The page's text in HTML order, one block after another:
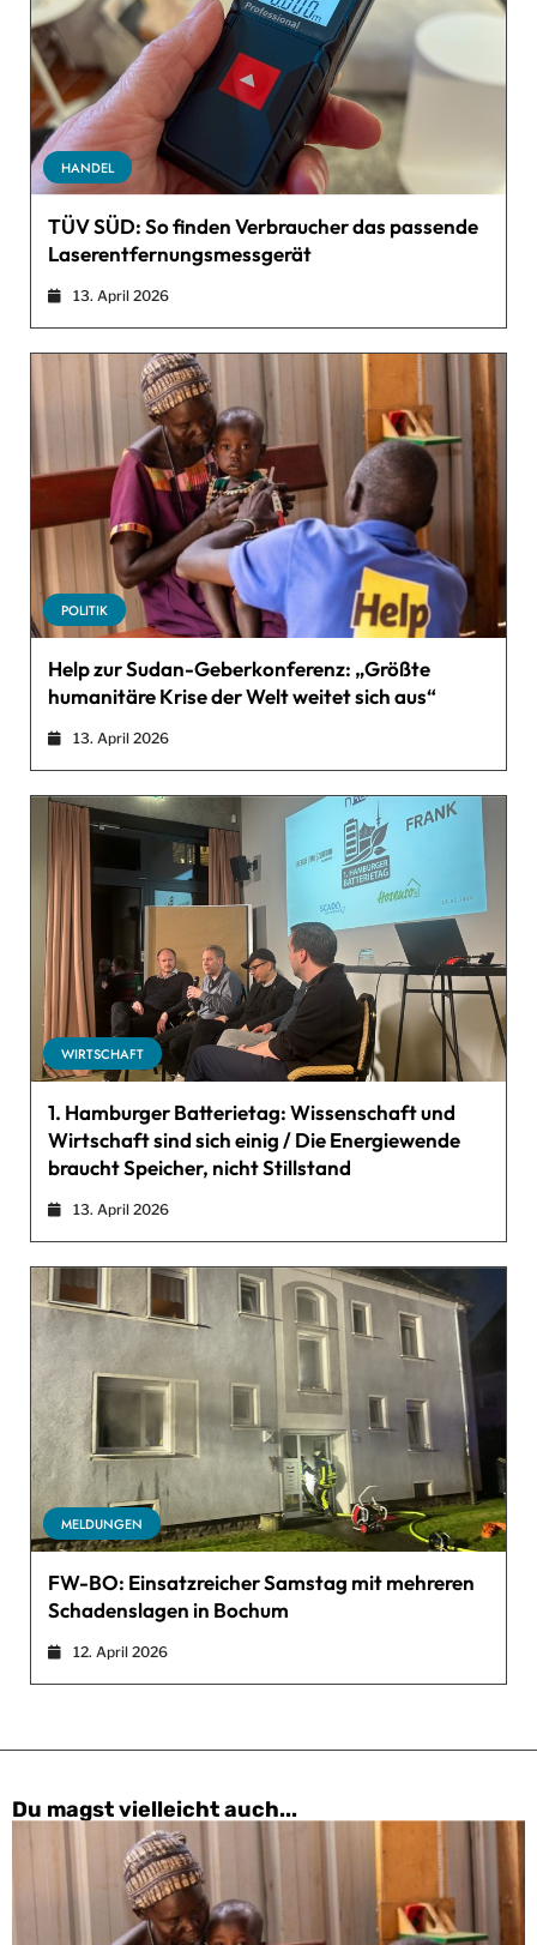
HANDEL
TÜV SÜD: So finden Verbraucher das passende
Laserentfernungsmessgerät
13. April 2026
POLITIK
Help zur Sudan-Geberkonferenz: „Größte
humanitäre Krise der Welt weitet sich aus“
13. April 2026
WIRTSCHAFT
1. Hamburger Batterietag: Wissenschaft und
Wirtschaft sind sich einig / Die Energiewende
braucht Speicher, nicht Stillstand
13. April 2026
MELDUNGEN
FW-BO: Einsatzreicher Samstag mit mehreren
Schadenslagen in Bochum
12. April 2026
Du magst vielleicht auch...